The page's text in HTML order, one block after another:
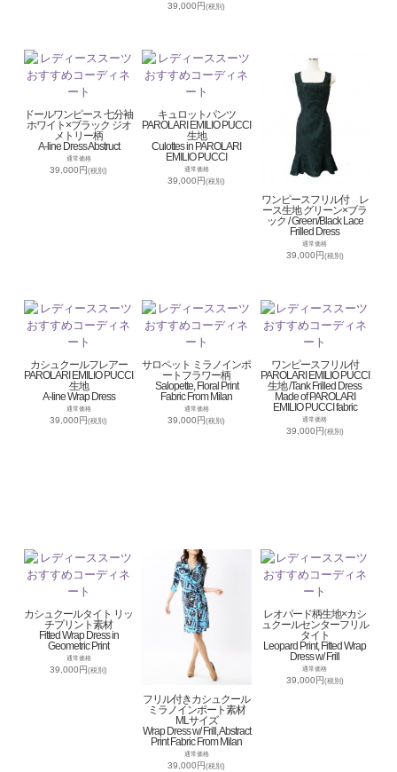
39,000円(税別)
ドールワンピース 七分袖
ホワイト×ブラック ジオ
メトリー柄
A-line Dress Abstruct
通常価格
39,000円(税別)
キュロットパンツ
PAROLARI EMILIO PUCCI
生地
Culottes in PAROLARI
EMILIO PUCCI
通常価格
39,000円(税別)
ワンピースフリル付 レ
ース生地 グリーン×ブラ
ック / Green/Black Lace
Frilled Dress
通常価格
39,000円(税別)
カシュクールフレアー
PAROLARI EMILIO PUCCI
生地
A-line Wrap Dress
通常価格
39,000円(税別)
サロペット ミラノインポ
ートフラワー柄
Salopette, Floral Print
Fabric From Milan
通常価格
39,000円(税別)
ワンピースフリル付
PAROLARI EMILIO PUCCI
生地 /Tank Frilled Dress
Made of PAROLARI
EMILIO PUCCI fabric
通常価格
39,000円(税別)
カシュクールタイト リッ
チプリント素材
Fitted Wrap Dress in
Geometric Print
通常価格
39,000円(税別)
フリル付きカシュクール
ミラノインポート素材
MLサイズ
Wrap Dress w/ Frill, Abstract
Print Fabric From Milan
通常価格
39,000円(税別)
レオパード柄生地×カシ
ュクールセンターフリル
タイト
Leopard Print, Fitted Wrap
Dress w/ Frill
通常価格
39,000円(税別)